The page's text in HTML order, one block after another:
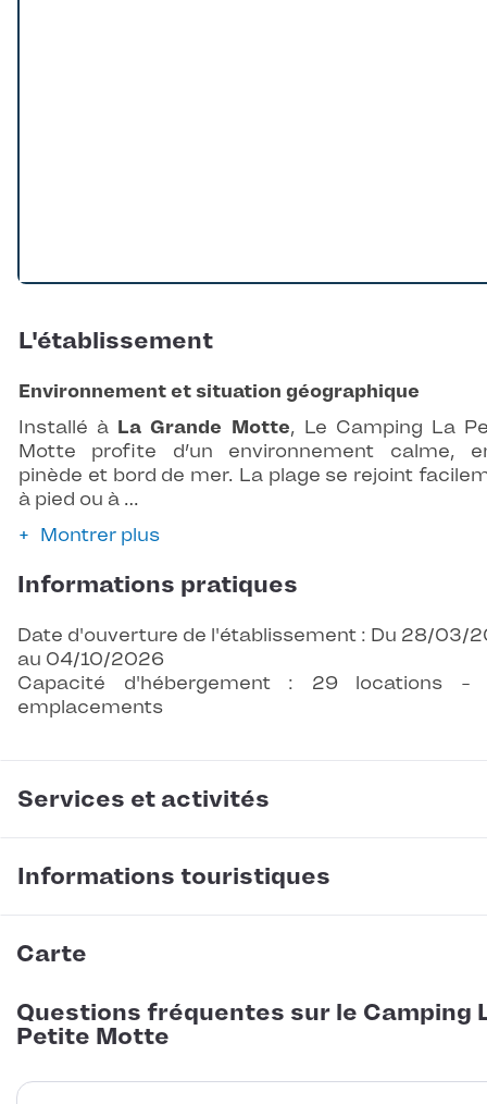
L'établissement
Environnement et situation géographique
Installé à La Grande Motte, Le Camping La
Motte profite d’un environnement calme,
pinède et bord de mer. La plage se rejoint
à pied ou à …
Montrer plus
Informations pratiques
Date d'ouverture de l'établissement : Du 28/03/
au 04/10/2026
Capacité d'hébergement : 29 locations -
emplacements
Services et activités
Informations touristiques
Carte
Questions fréquentes sur le Camping
Petite Motte